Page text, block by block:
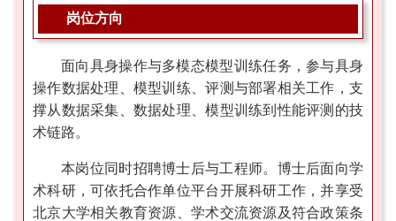
岗位方向
面向具身操作与多模态模型训练任务，参与具身
操作数据处理、模型训练、评测与部署相关工作，支
撑从数据采集、数据处理、模型训练到性能评测的技
术链路。
本岗位同时招聘博士后与工程师。博士后面向学
术科研，可依托合作单位平台开展科研工作，并享受
北京大学相关教育资源、学术交流资源及符合政策条